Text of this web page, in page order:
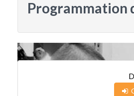
Programmation